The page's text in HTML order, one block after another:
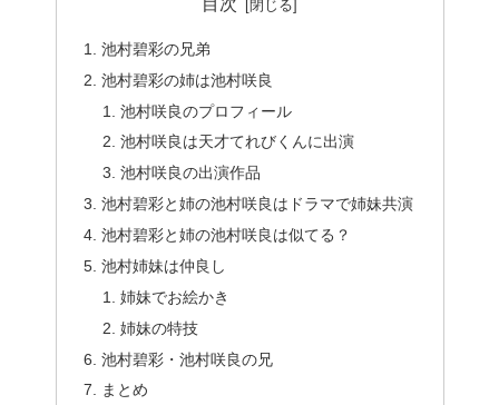
目次
池村碧彩の兄弟
池村碧彩の姉は池村咲良
池村咲良のプロフィール
池村咲良は天才てれびくんに出演
池村咲良の出演作品
池村碧彩と姉の池村咲良はドラマで姉妹共演
池村碧彩と姉の池村咲良は似てる？
池村姉妹は仲良し
姉妹でお絵かき
姉妹の特技
池村碧彩・池村咲良の兄
まとめ